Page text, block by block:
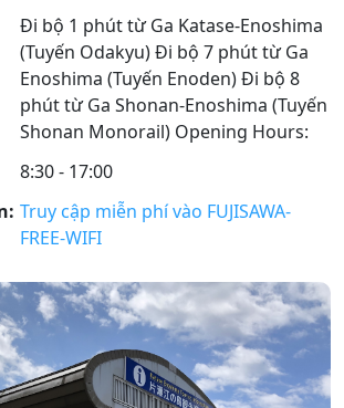
Đi bộ 1 phút từ Ga Katase-Enoshima
(Tuyến Odakyu) Đi bộ 7 phút từ Ga
Enoshima (Tuyến Enoden) Đi bộ 8
phút từ Ga Shonan-Enoshima (Tuyến
Shonan Monorail) Opening Hours:
8:30 - 17:00
Truy cập miễn phí vào FUJISAWA-
FREE-WIFI